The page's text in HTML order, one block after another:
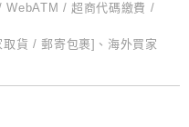
WebATM / 超商代碼繳費 /
貨 / 郵寄包裹]、海外買家